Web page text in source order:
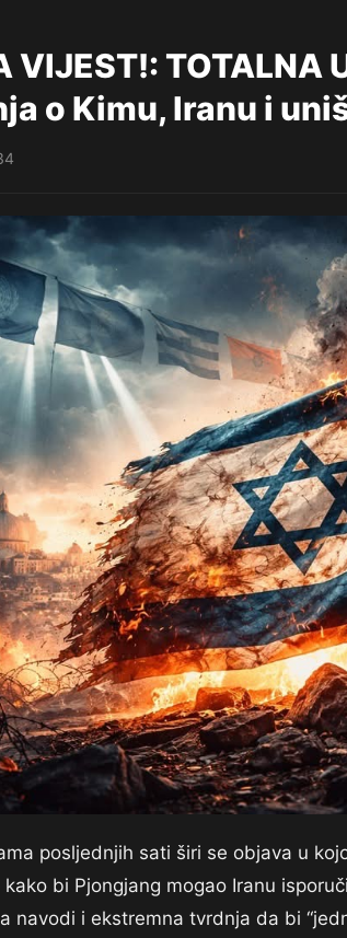
VIJEST!: TOTALNA
o Kimu, Iranu i
posljednjih sati širi se objava u
bi Pjongjang mogao Iranu
navodi i ekstremna tvrdnja da bi